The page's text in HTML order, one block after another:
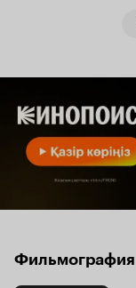
Фильмография